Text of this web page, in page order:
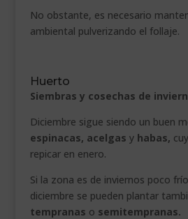
No obstante, es necesario
ambiental pulverizando el follaje.
Huerto
Siembras y cosechas de
Diciembre sigue siendo un buen
espinacas, acelgas y habas,
repicar en enero.
Si la zona es de inviernos poco
diciembre se pueden plantar
tempranas o semitempranas.